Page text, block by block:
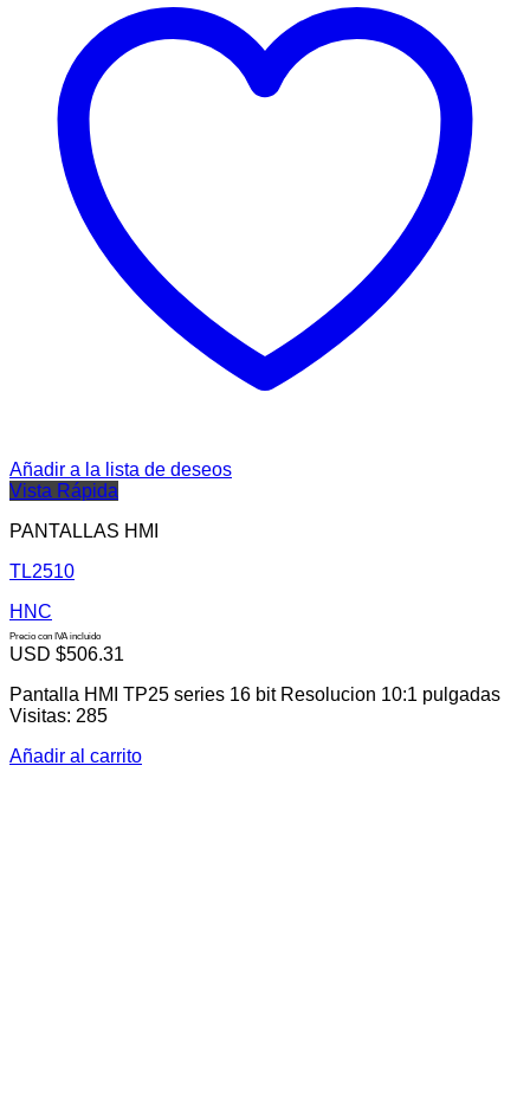
Añadir a la lista de deseos
Vista Rápida
PANTALLAS HMI
TL2510
HNC
Precio con IVA incluido
USD $506.31
Pantalla HMI TP25 series 16 bit Resolucion 10:1 pulgadas
Visitas: 285
Añadir al carrito